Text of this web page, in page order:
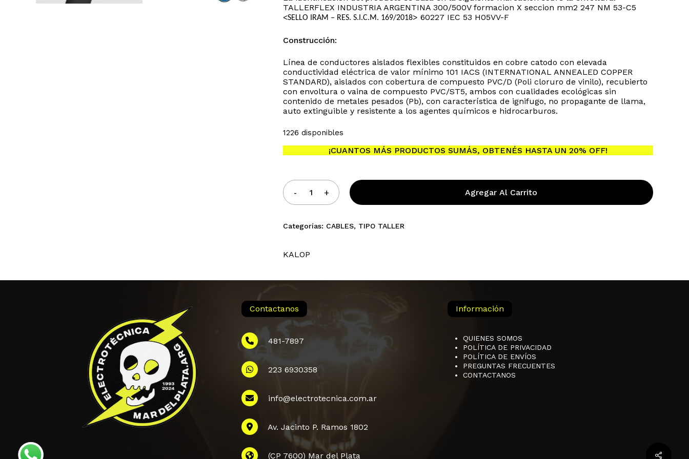
No hay productos en el carrito.
TALLERFLEX INDUSTRIA ARGENTINA 300/500V formacion X seccion mm2 247 NM 53-C5
<SELLO IRAM – RES. S.I.C.M. 169/2018> 60227 IEC 53 H05VV-F
Construcción:
Línea de conductores aislados flexibles constituidos en cobre catodo con elevada
conductividad eléctrica de valor mínimo 101 IACS (INTERNATIONAL ANNEALED COPPER
STANDARD), aislados con cobertura de compuesto PVC/D (Poli cloruro de vinilo), recubierto
con envoltura o vaina de compuesto PVC/ST5, ambos con cualidades ecológicas sin
contenido de metales pesados (Pb), con característica de ignifugo, no propagante de llama,
auto extinguible y resistente a los agentes químicos e hidrocarburos.
1226 disponibles
¡CUANTOS MÁS PRODUCTOS SUMÁS, OBTENÉS HASTA UN 20% OFF!
Agregar Al Carrito
Categorías: CABLES, TIPO TALLER
KALOP
Contactanos
481-7897
223 6930358
info@electrotecnica.com.ar
Av. Jacinto P. Ramos 1802
(CP 7600) Mar del Plata
Información
QUIENES SOMOS
POLÍTICA DE PRIVACIDAD
POLÍTICA DE ENVÍOS
PREGUNTAS FRECUENTES
CONTACTANOS